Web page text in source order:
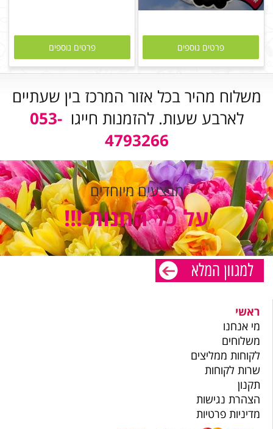
פרטים נוספים פרטים נוספים
משלוח מהיר בכל אזור המרכז בין שעתיים
לארבע שעות. להזמנות חייגו053-
4793266
מבצעים מיוחדים
על כל החנות !!!
ראשי
מי אנחנו
משלוחים
לקוחות ממליצים
שרות לקוחות
תקנון
הצהרת נגישות
מדיניות פרטיות